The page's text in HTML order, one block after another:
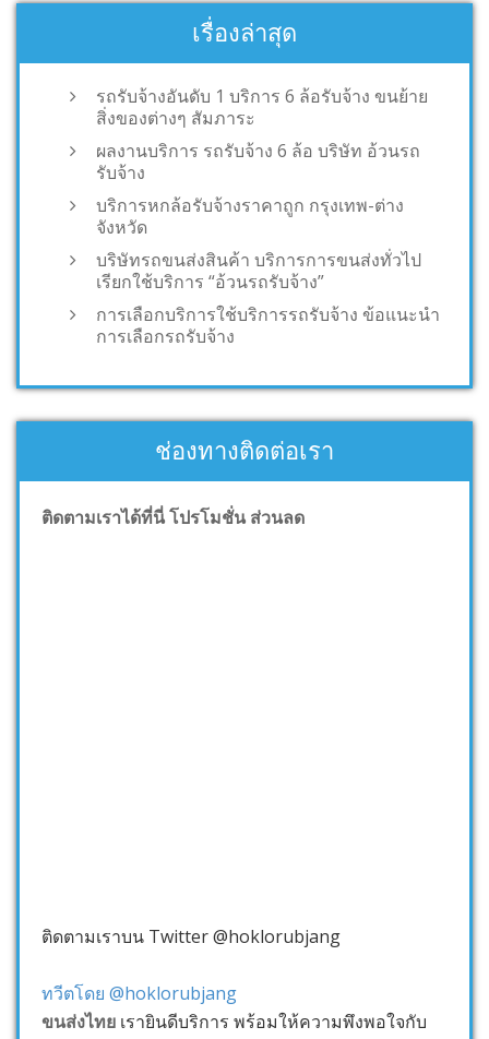
เรื่องล่าสุด
รถรับจ้างอันดับ 1 บริการ 6 ล้อรับจ้าง ขนย้าย
สิ่งของต่างๆ สัมภาระ
ผลงานบริการ รถรับจ้าง 6 ล้อ บริษัท อ้วนรถ
รับจ้าง
บริการหกล้อรับจ้างราคาถูก กรุงเทพ-ต่าง
จังหวัด
บริษัทรถขนส่งสินค้า บริการการขนส่งทั่วไป
เรียกใช้บริการ “อ้วนรถรับจ้าง”
การเลือกบริการใช้บริการรถรับจ้าง ข้อแนะนำ
การเลือกรถรับจ้าง
ช่องทางติดต่อเรา
ติดตามเราได้ที่นี่ โปรโมชั่น ส่วนลด
ติดตามเราบน Twitter @hoklorubjang
ทวีตโดย @hoklorubjang
ขนส่งไทย เรายินดีบริการ พร้อมให้ความพึงพอใจกับ